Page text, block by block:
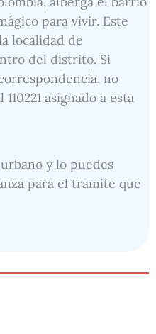
para vivir. Este
localidad de
del distrito. Si
no
asignado a esta
y lo puedes
para el tramite que